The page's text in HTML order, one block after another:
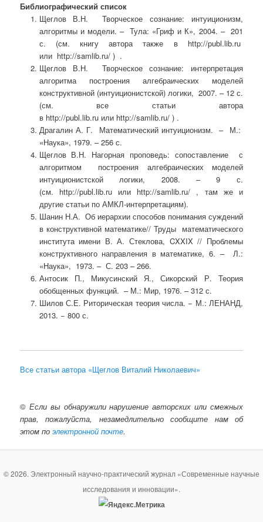
Библиографический список
Щеглов В.Н. Творческое сознание: интуиционизм,
алгоритмы и модели. – Тула: «Гриф и К», 2004. – 201
с. (см. книгу автора также в http://publ.lib.ru
или http://samlib.ru/ ) .
Щеглов В.Н. Творческое сознание: интерпретация
алгоритма построения алгебраических моделей
конструктивной (интуиционистской) логики, 2007. – 12 с.
(см. все статьи автора
в http://publ.lib.ru или http://samlib.ru/ ) .
Драгалин А. Г. Математический интуиционизм. – М.:
«Наука», 1979. – 256 с.
Щеглов В.Н. Нагорная проповедь: сопоставление с
алгоритмом построения алгебраических моделей
интуиционистской логики, 2008. – 9 с.
(см. http://publ.lib.ru или http://samlib.ru/ , там же и
другие статьи по АМКЛ-интерпретациям).
Шанин Н.А. Об иерархии способов понимания суждений
в конструктивной математике// Труды математического
института имени В. А. Стеклова, CXXIX // Проблемы
конструктивного направления в математике, 6. – Л.:
«Наука», 1973. – С. 203 – 266.
Антосик П., Микусинский Я., Сикорский Р. Теория
обобщенных функций. – М.: Мир, 1976. – 312 с.
Шилов С.Е. Риторическая теория числа. − М.: ЛЕНАНД,
2013. − 800 с.
Все статьи автора «Щеглов Виталий Николаевич»
© Если вы обнаружили нарушение авторских или смежных
прав, пожалуйста, незамедлительно сообщите нам об
этом поэлектронной почте.
© 2026. Электронный научно-практический журнал «Современные научные
исследования и инновации».